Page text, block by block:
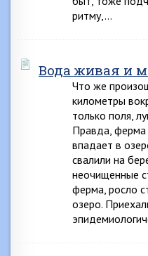
ритму,…
Вода живая и
Что же
километры
только поля,
Правда, ферма
впадает в
свалили на
неочищенные
ферма, росло
озеро.